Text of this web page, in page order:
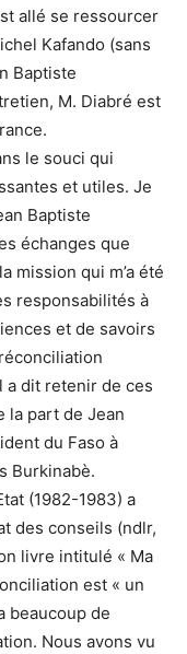
allé se ressourcer
Kafando (sans
Baptiste
M. Diabré est
le souci qui
et utiles. Je
Baptiste
échanges que
mission qui m’a été
responsabilités à
et de savoirs
a dit retenir de ces
la part de Jean
du Faso à
Burkinabè.
(1982-1983) a
des conseils (ndlr,
livre intitulé « Ma
est « un
beaucoup de
Nous avons vu